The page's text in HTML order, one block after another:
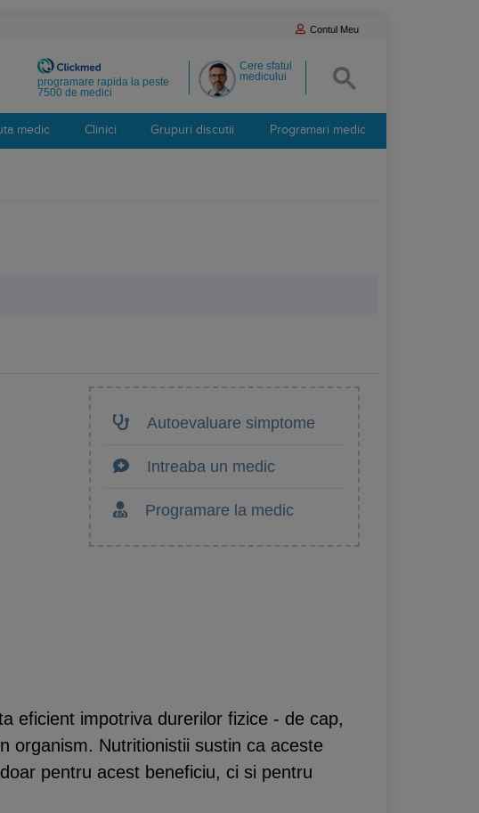
Contul Meu
Cere sfatul
medicului
programare rapida la peste
7500 de medici
medic Clinici Grupuri discutii Programari medic
Autoevaluare simptome
Intreaba un medic
Programare la medic
eficient impotriva durerilor fizice - de cap,
organism. Nutritionistii sustin ca aceste
pentru acest beneficiu, ci si pentru